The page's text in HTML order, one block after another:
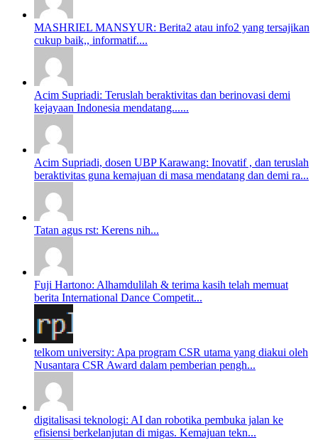
MASHRIEL MANSYUR: Berita2 atau info2 yang tersajikan
cukup baik,, informatif....
Acim Supriadi: Teruslah beraktivitas dan berinovasi demi
kejayaan Indonesia mendatang......
Acim Supriadi, dosen UBP Karawang: Inovatif , dan teruslah
beraktivitas guna kemajuan di masa mendatang dan demi ra...
Tatan agus rst: Kerens nih...
Fuji Hartono: Alhamdulilah & terima kasih telah memuat
berita International Dance Competit...
telkom university: Apa program CSR utama yang diakui oleh
Nusantara CSR Award dalam pemberian pengh...
digitalisasi teknologi: AI dan robotika pembuka jalan ke
efisiensi berkelanjutan di migas. Kemajuan tekn...